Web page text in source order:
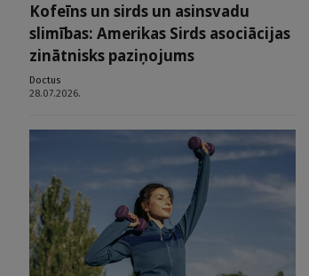
Kofeīns un sirds un asinsvadu
slimības: Amerikas Sirds asociācijas
zinātnisks paziņojums
Doctus
28.07.2026.